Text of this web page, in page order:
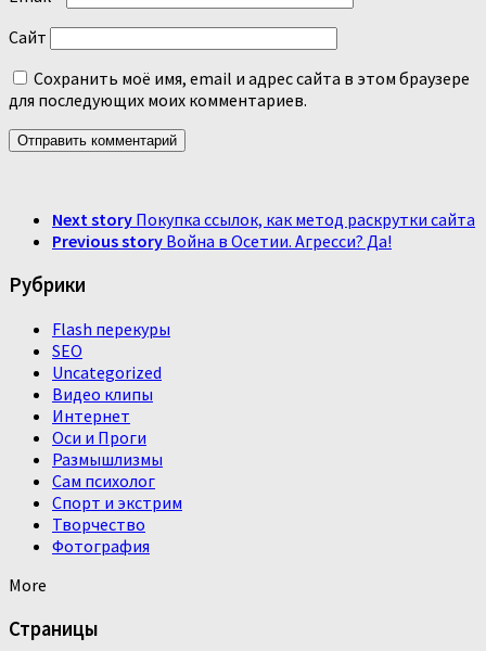
Сайт
Сохранить моё имя, email и адрес сайта в этом браузере
для последующих моих комментариев.
Next story Покупка ссылок, как метод раскрутки сайта
Previous story Война в Осетии. Агресси? Да!
Рубрики
Flash перекуры
SEO
Uncategorized
Видео клипы
Интернет
Оси и Проги
Размышлизмы
Сам психолог
Спорт и экстрим
Творчество
Фотография
More
Страницы